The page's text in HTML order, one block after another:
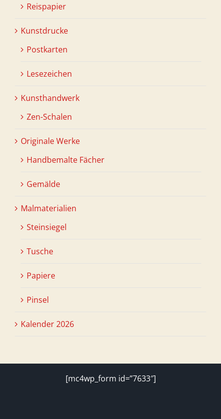
Reispapier
Kunstdrucke
Postkarten
Lesezeichen
Kunsthandwerk
Zen-Schalen
Originale Werke
Handbemalte Fächer
Gemälde
Malmaterialien
Steinsiegel
Tusche
Papiere
Pinsel
Kalender 2026
[mc4wp_form id=”7633″]